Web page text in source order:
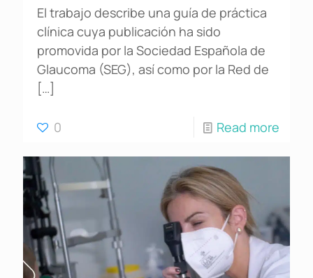
El trabajo describe una guía de práctica
clínica cuya publicación ha sido
promovida por la Sociedad Española de
Glaucoma (SEG), así como por la Red de
[…]
0 Read more